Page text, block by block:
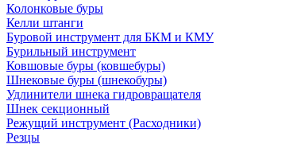
Колонковые буры
Келли штанги
Буровой инструмент для БКМ и КМУ
Бурильный инструмент
Ковшовые буры (ковшебуры)
Шнековые буры (шнекобуры)
Удлинители шнека гидровращателя
Шнек секционный
Режущий инструмент (Расходники)
Резцы